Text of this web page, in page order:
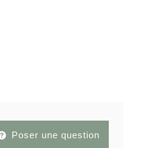
Poser une question